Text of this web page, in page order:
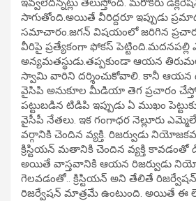
ఇవ్వలేదన్నట్లు తెలుస్తోంది. మరొకరు
సాగుతోంది.అయితే వీరిద్దరూ ఇప్పుడు
సమాచారం.జగన్ విషయంలో జరిగిన
వీరిపై ప్రత్యేకంగా ఫోకస్
అన్యమతస్థుడు.తప్పకుండా ఆయన
స్వామి వారిని దర్శించుకోవాలి. కానీ ఆయన
వైసిపి అనుకూల మీడియా తెగ ప్రచారం
పట్టుబడిన టిడిపి ఇప్పుడు ఏ ముఖం
వైసీపీ నేతలు. ఇక గంగాధర నెల్లూరు
వర్గానికి చెందిన వ్యక్తి. రిజర్వుడు
క్రిస్టియన్ మతానికి చెందిన వ్యక్తి కావడంతో
అయితే వాస్తవానికి ఆయన రిజర్వుడు
గెలవడంతో.. క్రిస్టియన్ అని తేలితే రిజర్వేషన్
రిజర్వేషన్ మాత్రమే ఉంటుంది. అయితే ఈ